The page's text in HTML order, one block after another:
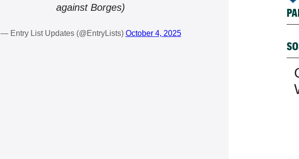
against Borges)
— Entry List Updates (@EntryLists) October 4, 2025